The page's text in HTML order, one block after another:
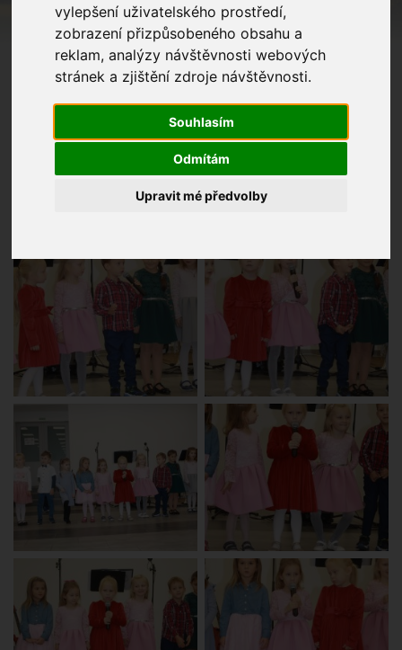
vylepšení uživatelského prostředí,
zobrazení přizpůsobeného obsahu a
reklam, analýzy návštěvnosti webových
stránek a zjištění zdroje návštěvnosti.
Souhlasím
Odmítám
Upravit mé předvolby